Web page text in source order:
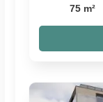
75 m²